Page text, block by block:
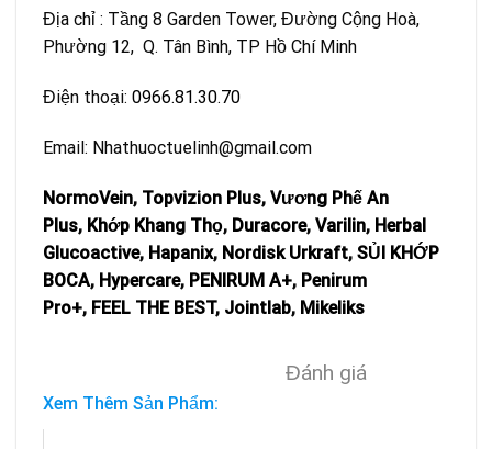
Địa chỉ : Tầng 8 Garden Tower, Đường Cộng Hoà,
Phường 12, Q. Tân Bình, TP Hồ Chí Minh
Điện thoại: 0966.81.30.70
Email: Nhathuoctuelinh@gmail.com
NormoVein, Topvizion Plus, Vương Phế An
Plus, Khớp Khang Thọ, Duracore, Varilin, Herbal
Glucoactive, Hapanix, Nordisk Urkraft, SỦI KHỚP
BOCA, Hypercare, PENIRUM A+, Penirum
Pro+, FEEL THE BEST, Jointlab, Mikeliks
Đánh giá
Xem Thêm Sản Phẩm: